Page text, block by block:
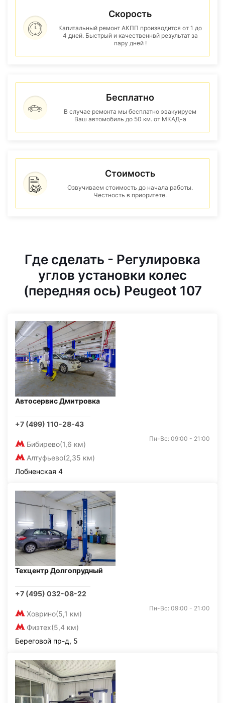
Скорость
Капитальный ремонт АКПП производится от 1 до
4 дней. Быстрый и качественнвй результат за
пару дней !
Бесплатно
В случае ремонта мы бесплатно эвакуируем
Ваш автомобиль до 50 км. от МКАД-а
Стоимость
Озвучиваем стоимость до начала работы.
Честность в приоритете.
Где сделать - Регулировка
углов установки колес
(передняя ось) Peugeot 107
Автосервис Дмитровка
+7 (499) 110-28-43
Бибирево(1,6 км)
Алтуфьево(2,35 км)
Пн-Вс: 09:00 - 21:00
Лобненская 4
Техцентр Долгопрудный
+7 (495) 032-08-22
Ховрино(5,1 км)
Физтех(5,4 км)
Пн-Вс: 09:00 - 21:00
Береговой пр-д, 5